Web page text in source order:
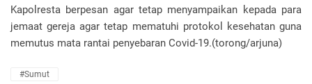
Kapolresta berpesan agar tetap menyampaikan kepada para
jemaat gereja agar tetap mematuhi protokol kesehatan guna
memutus mata rantai penyebaran Covid-19.(torong/arjuna)
#Sumut